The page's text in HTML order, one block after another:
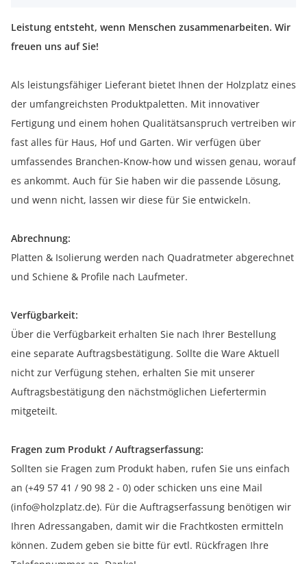
Leistung entsteht, wenn Menschen zusammenarbeiten. Wir
freuen uns auf Sie!
Als leistungsfähiger Lieferant bietet Ihnen der Holzplatz eines
der umfangreichsten Produktpaletten. Mit innovativer
Fertigung und einem hohen Qualitätsanspruch vertreiben wir
fast alles für Haus, Hof und Garten. Wir verfügen über
umfassendes Branchen-Know-how und wissen genau, worauf
es ankommt. Auch für Sie haben wir die passende Lösung,
und wenn nicht, lassen wir diese für Sie entwickeln.
Abrechnung:
Platten & Isolierung werden nach Quadratmeter abgerechnet
und Schiene & Profile nach Laufmeter.
Verfügbarkeit:
Über die Verfügbarkeit erhalten Sie nach Ihrer Bestellung
eine separate Auftragsbestätigung. Sollte die Ware Aktuell
nicht zur Verfügung stehen, erhalten Sie mit unserer
Auftragsbestätigung den nächstmöglichen Liefertermin
mitgeteilt.
Fragen zum Produkt / Auftragserfassung:
Sollten sie Fragen zum Produkt haben, rufen Sie uns einfach
an (+49 57 41 / 90 98 2 - 0) oder schicken uns eine Mail
(info@holzplatz.de). Für die Auftragserfassung benötigen wir
Ihren Adressangaben, damit wir die Frachtkosten ermitteln
können. Zudem geben sie bitte für evtl. Rückfragen Ihre